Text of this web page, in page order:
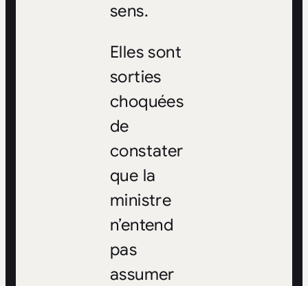
sens.
Elles sont
sorties
choquées
de
constater
que la
ministre
n’entend
pas
assumer